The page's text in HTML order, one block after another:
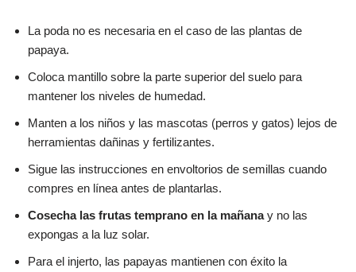
La poda no es necesaria en el caso de las plantas de
papaya.
Coloca mantillo sobre la parte superior del suelo para
mantener los niveles de humedad.
Manten a los niños y las mascotas (perros y gatos) lejos de
herramientas dañinas y fertilizantes.
Sigue las instrucciones en envoltorios de semillas cuando
compres en línea antes de plantarlas.
Cosecha las frutas temprano en la mañanay no las
expongas a la luz solar.
Para el injerto, las papayas mantienen con éxito la